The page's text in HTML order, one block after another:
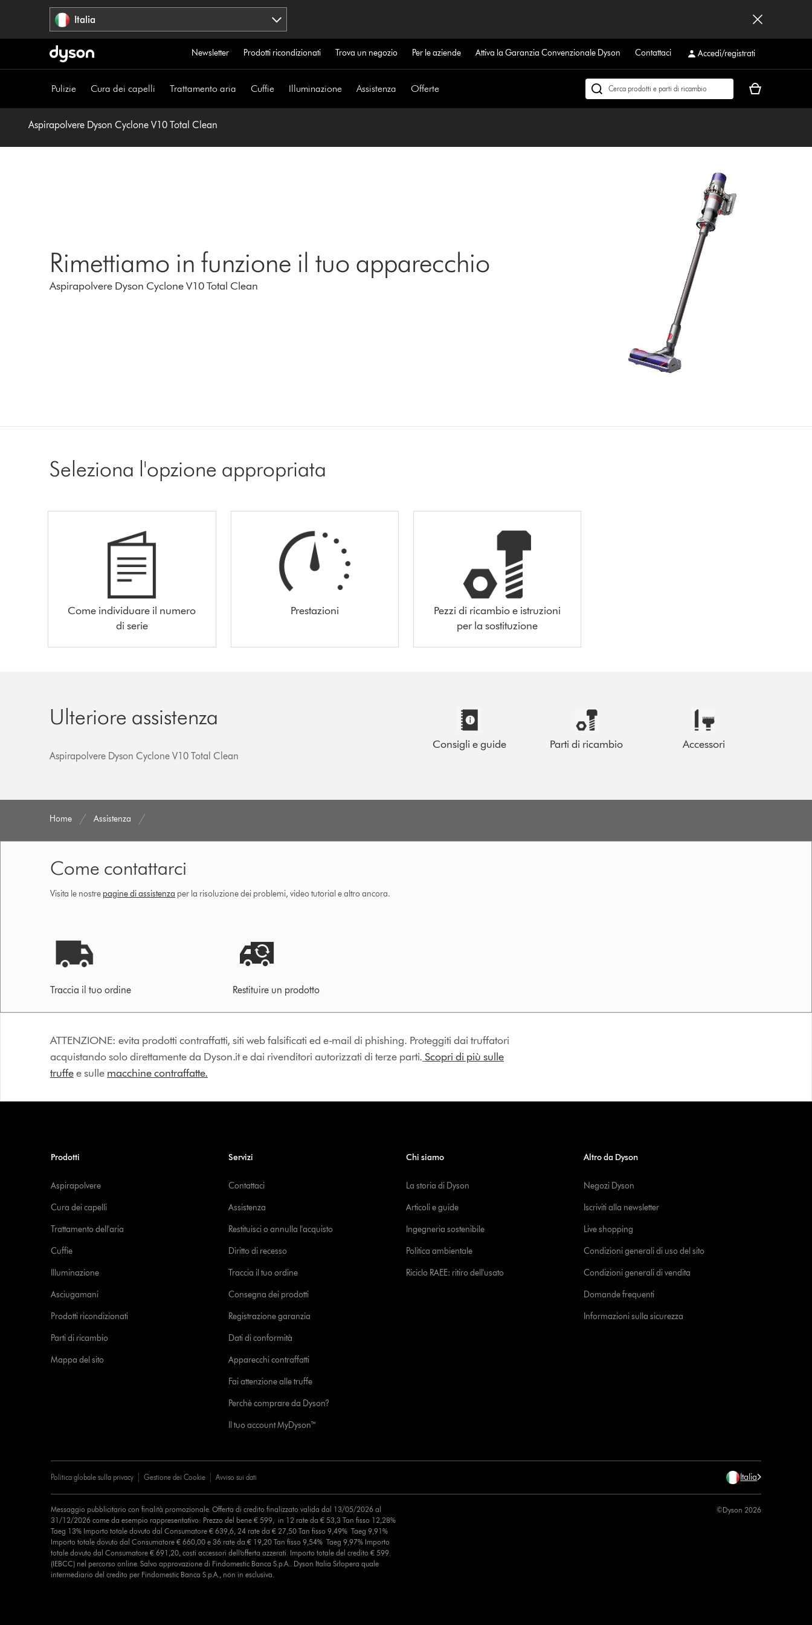
Italia
Newsletter Prodotti ricondizionati Trova un negozio Per le aziende Attiva la Garanzia Convenzionale Dyson Contattaci Accedi/registrati
Pulizie Cura dei capelli Trattamento aria Cuffie Illuminazione Assistenza Offerte
Cerca
Il
Aspirapolvere Dyson Cyclone V10 Total Clean
Rimettiamo in funzione il tuo apparecchio
Aspirapolvere Dyson Cyclone V10 Total Clean
Seleziona l'opzione appropriata
Come individuare il numero
di serie
Prestazioni
Pezzi di ricambio e istruzioni
per la sostituzione
Ulteriore assistenza
Aspirapolvere Dyson Cyclone V10 Total Clean
Consigli e guide Parti di ricambio Accessori
Home Assistenza
Come contattarci
Visita le nostre pagine di assistenza per la risoluzione dei problemi, video tutorial e altro ancora.
Traccia il tuo ordine Restituire un prodotto
ATTENZIONE: evita prodotti contraffatti, siti web falsificati ed e-mail di phishing. Proteggiti dai truffatori
acquistando solo direttamente da Dyson.it e dai rivenditori autorizzati di terze parti. Scopri di più sulle
truffee sulle macchine contraffatte.
Prodotti
Aspirapolvere
Cura dei capelli
Trattamento dell'aria
Cuffie
Illuminazione
Asciugamani
Prodotti ricondizionati
Parti di ricambio
Mappa del sito
Servizi
Contattaci
Assistenza
Restituisci o annulla l'acquisto
Diritto di recesso
Traccia il tuo ordine
Consegna dei prodotti
Registrazione garanzia
Dati di conformità
Apparecchi contraffatti
Fai attenzione alle truffe
Perchè comprare da Dyson?
Il tuo account MyDyson™
Chi siamo
La storia di Dyson
Articoli e guide
Ingegneria sostenibile
Politica ambientale
Riciclo RAEE: ritiro dell'usato
Altro da Dyson
Negozi Dyson
Iscriviti alla newsletter
Live shopping
Condizioni generali di uso del sito
Condizioni generali di vendita
Domande frequenti
Informazioni sulla sicurezza
Politica globale sulla privacy Gestione dei Cookie Avviso sui dati Italia
Messaggio pubblicitario con finalità promozionale. Offerta di credito finalizzato valida dal 13/05/2026 al
31/12/2026 come da esempio rappresentativo: Prezzo del bene € 599, in 12 rate da € 53,3 Tan fisso 12,28%
Taeg 13% Importo totale dovuto dal Consumatore € 639,6, 24 rate da € 27,50 Tan fisso 9,49% Taeg 9,91%
Importo totale dovuto dal Consumatore € 660,00 e 36 rate da € 19,20 Tan fisso 9,54% Taeg 9,97% Importo
totale dovuto dal Consumatore € 691,20, costi accessori dell’offerta azzerati. Importo totale del credito € 599.
(IEBCC) nel percorso online. Salvo approvazione di Findomestic Banca S.p.A.. Dyson Italia Srlopera quale
intermediario del credito per Findomestic Banca S.p.A., non in esclusiva.
©Dyson 2026